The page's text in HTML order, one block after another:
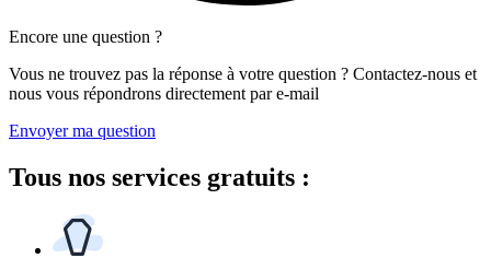
Encore une question ?
Vous ne trouvez pas la réponse à votre question ? Contactez-nous et
nous vous répondrons directement par e-mail
Envoyer ma question
Tous nos services gratuits :